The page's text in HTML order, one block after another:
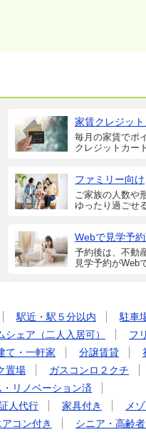
家賃クレジッ
毎月の家賃でポ
クレジットカー
ファミリー向け
ご家族の人数や
ゆったり過ごせ
Webで見学予
予約後は、不動
見学予約がWeb
駅近・駅５分以内
駐車
シェア（二人入居可） フ
て・一軒家 分譲賃貸
置場
ガスコンロ２クチ
・リノベーション済
人代行 家具付き
メ
アコン付き
シニア・高齢